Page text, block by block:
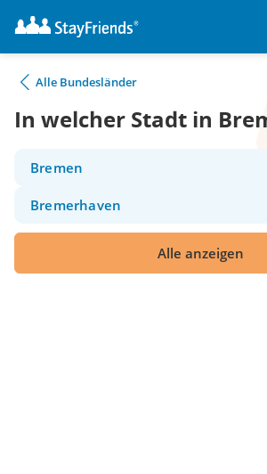
Alle Bundesländer
In welcher Stadt in
Bremen
Bremerhaven
Alle anzeigen